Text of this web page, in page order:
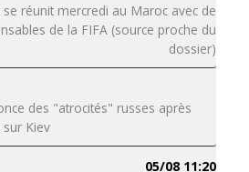
réunit mercredi au Maroc avec de
de la FIFA (source proche du
dossier)
des "atrocités" russes après
Kiev
05/08 11:20